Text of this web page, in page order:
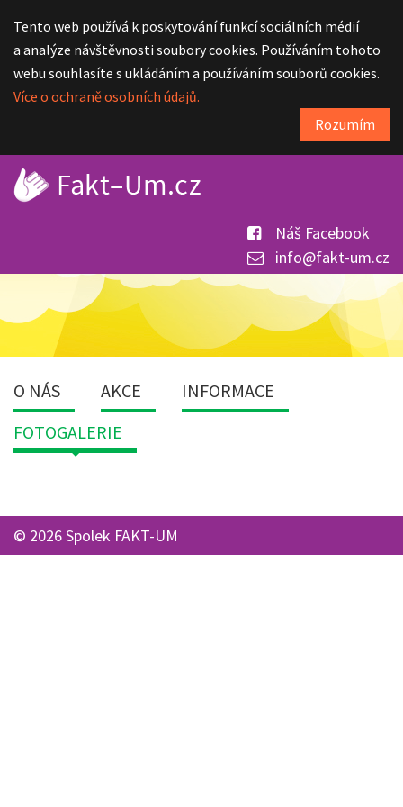
Tento web používá k poskytování funkcí sociálních médií
a analýze návštěvnosti soubory cookies. Používáním tohoto
webu souhlasíte s ukládáním a používáním souborů cookies.
Více o ochraně osobních údajů.
Rozumím
Náš Facebook
info@fakt-um.cz
O NÁS AKCE
INFORMACE
FOTOGALERIE
© 2026 Spolek FAKT-UM